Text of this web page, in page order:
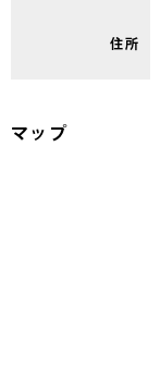
住所
マップ